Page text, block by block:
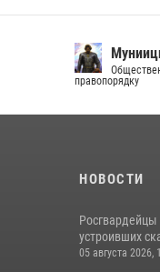
правопорядку
НОВОСТИ
устроивших
05 августа 2026,